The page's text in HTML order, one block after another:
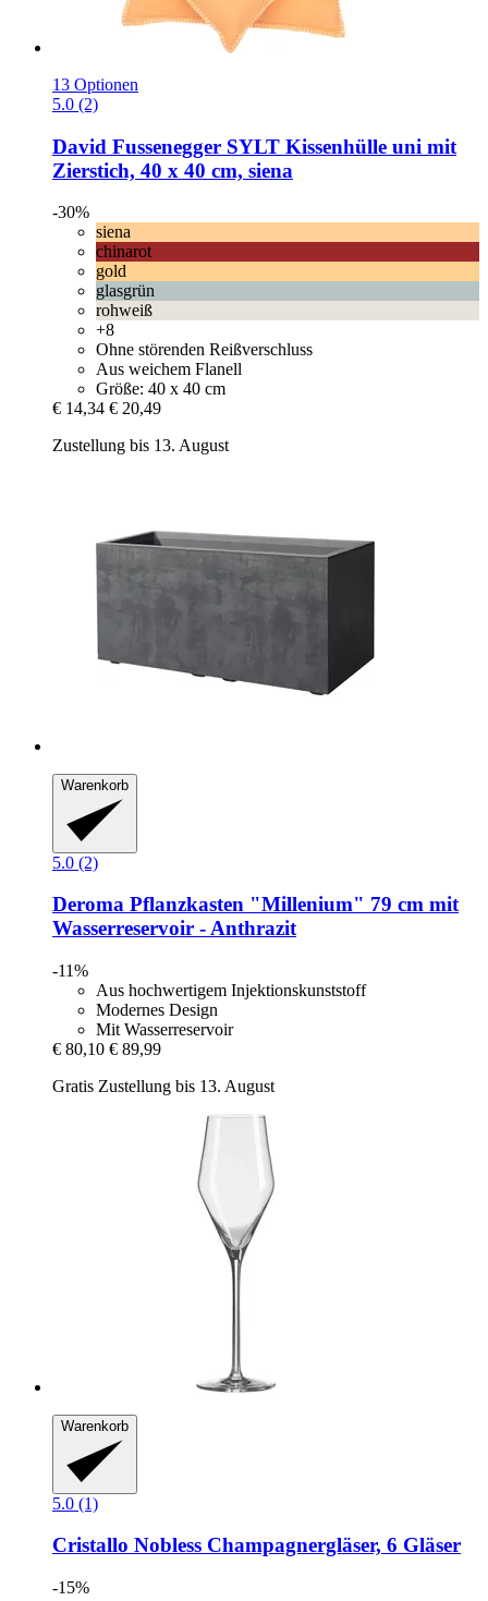
13 Optionen
5.0 (2)
David Fussenegger SYLT Kissenhülle uni mit
Zierstich, 40 x 40 cm, siena
-30%
siena
chinarot
gold
glasgrün
rohweiß
+8
Ohne störenden Reißverschluss
Aus weichem Flanell
Größe: 40 x 40 cm
€ 14,34 € 20,49
Zustellung bis 13. August
Warenkorb
5.0 (2)
Deroma Pflanzkasten "Millenium" 79 cm mit
Wasserreservoir -​ Anthrazit
-11%
Aus hochwertigem Injektionskunststoff
Modernes Design
Mit Wasserreservoir
€ 80,10 € 89,99
Gratis Zustellung bis 13. August
Warenkorb
5.0 (1)
Cristallo Nobless Champagnergläser, 6 Gläser
-15%